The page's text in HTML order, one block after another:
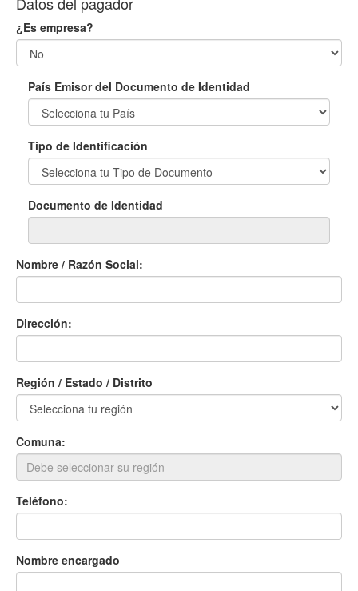
¿Es empresa?
País Emisor del Documento de Identidad
Tipo de Identificación
Documento de Identidad
Nombre / Razón Social:
Dirección:
Región / Estado / Distrito
Comuna:
Teléfono:
Nombre encargado